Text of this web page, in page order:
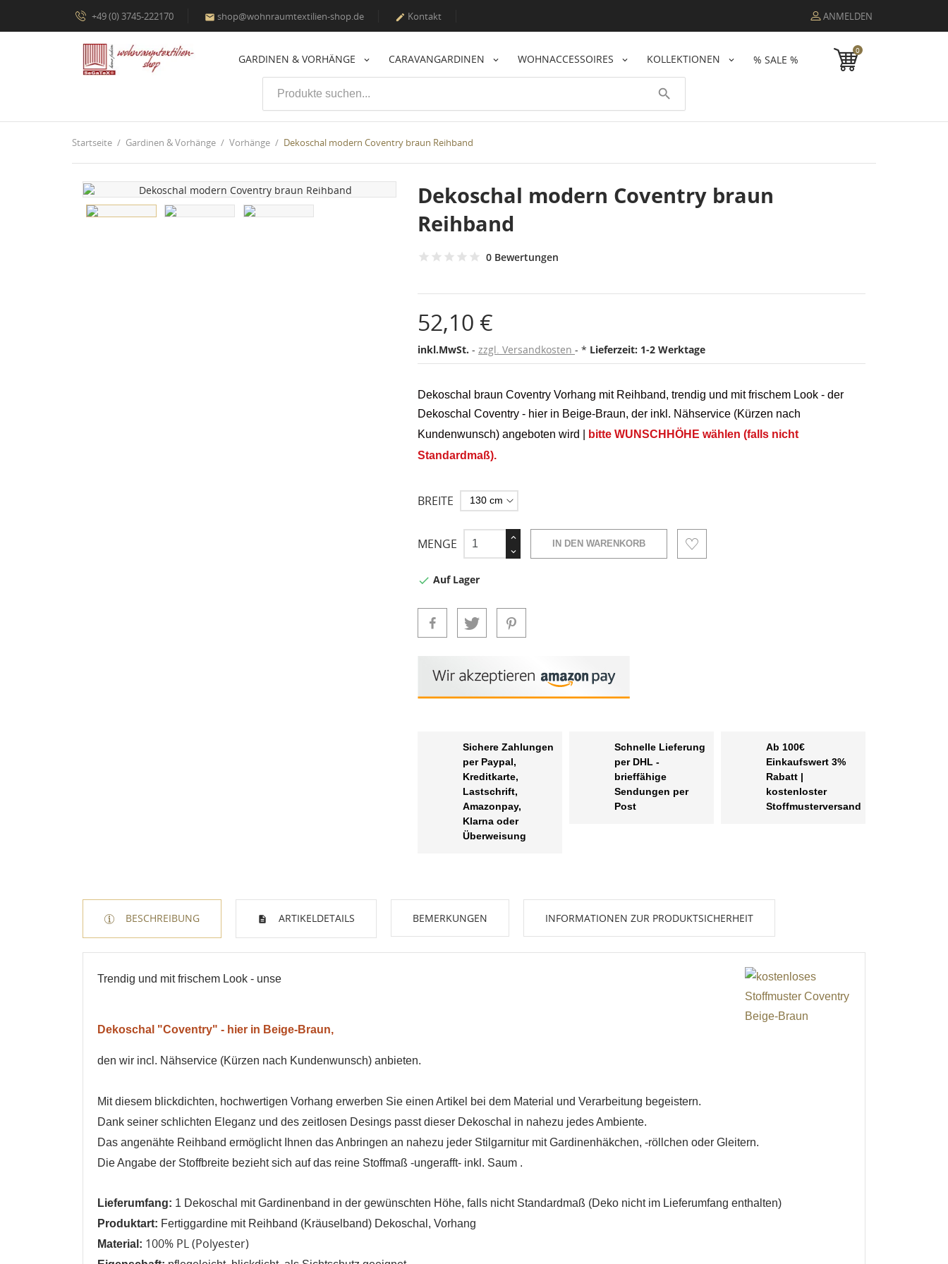
+49 (0) 3745-222170  shop@wohnraumtextilien-shop.de  Kontakt ANMELDEN
GARDINEN & VORHÄNGE CARAVANGARDINEN WOHNACCESSOIRES KOLLEKTIONEN % SALE %
0
search
Startseite Gardinen & Vorhänge Vorhänge Dekoschal modern Coventry braun Reihband
Dekoschal modern Coventry braun
Reihband
0 Bewertungen
52,10 €
inkl.MwSt. zzgl. Versandkosten * Lieferzeit: 1-2 Werktage
Dekoschal braun Coventry Vorhang mit Reihband, trendig und mit frischem Look - der
Dekoschal Coventry - hier in Beige-Braun, der inkl. Nähservice (Kürzen nach
Kundenwunsch) angeboten wird
bitte WUNSCHHÖHE wählen (falls nicht
Standardmaß).
BREITE
MENGE IN DEN WARENKORB
 Auf Lager
Sichere Zahlungen
per Paypal,
Kreditkarte,
Lastschrift,
Amazonpay,
Klarna oder
Überweisung
Schnelle Lieferung
per DHL -
brieffähige
Sendungen per
Post
Ab 100€
Einkaufswert 3%
Rabatt |
kostenloster
Stoffmusterversand
BESCHREIBUNG ARTIKELDETAILS BEMERKUNGEN INFORMATIONEN ZUR PRODUKTSICHERHEIT
Trendig und mit frischem Look - unse
Dekoschal "Coventry" - hier in Beige-Braun,
den wir incl. Nähservice (Kürzen nach Kundenwunsch) anbieten.
Mit diesem blickdichten, hochwertigen Vorhang erwerben Sie einen Artikel bei dem Material und Verarbeitung begeistern.
Dank seiner schlichten Eleganz und des zeitlosen Desings passt dieser Dekoschal in nahezu jedes Ambiente.
Das angenähte Reihband ermöglicht Ihnen das Anbringen an nahezu jeder Stilgarnitur mit Gardinenhäkchen, -röllchen oder Gleitern.
Die Angabe der Stoffbreite bezieht sich auf das reine Stoffmaß -ungerafft- inkl. Saum .
Lieferumfang: 1 Dekoschal mit Gardinenband in der gewünschten Höhe, falls nicht Standardmaß (Deko nicht im Lieferumfang enthalten)
Produktart: Fertiggardine mit Reihband (Kräuselband) Dekoschal, Vorhang
Material: 100% PL (Polyester)